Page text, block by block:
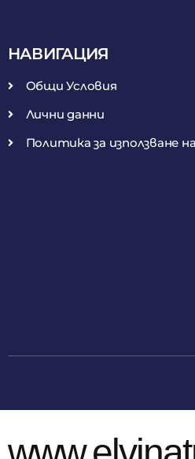
НАВИГАЦИЯ
Общи Условия
Лични данни
Политика за използване